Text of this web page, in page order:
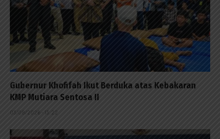
Gubernur Khofifah Ikut Berduka atas Kebakaran
KMP Mutiara Sentosa II
03/08/2026 - 13:22